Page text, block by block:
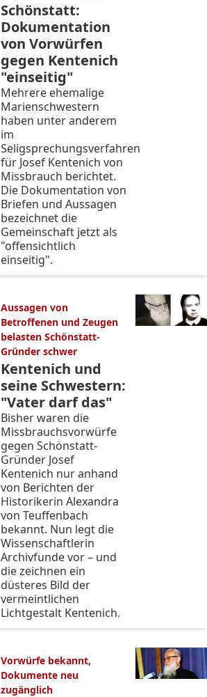
Schönstatt:
Dokumentation
von Vorwürfen
gegen Kentenich
"einseitig"
Mehrere ehemalige
Marienschwestern
haben unter anderem
im
Seligsprechungsverfahren
für Josef Kentenich von
Missbrauch berichtet.
Die Dokumentation von
Briefen und Aussagen
bezeichnet die
Gemeinschaft jetzt als
"offensichtlich
einseitig".
Aussagen von
Betroffenen und Zeugen
belasten Schönstatt-
Gründer schwer
Kentenich und
seine Schwestern:
"Vater darf das"
Bisher waren die
Missbrauchsvorwürfe
gegen Schönstatt-
Gründer Josef
Kentenich nur anhand
von Berichten der
Historikerin Alexandra
von Teuffenbach
bekannt. Nun legt die
Wissenschaftlerin
Archivfunde vor – und
die zeichnen ein
düsteres Bild der
vermeintlichen
Lichtgestalt Kentenich.
Vorwürfe bekannt,
Dokumente neu
zugänglich